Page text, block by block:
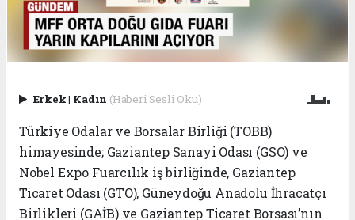
Erkek| Kadın (Haberi Sesli Oku)
Türkiye Odalar ve Borsalar Birliği (TOBB)
himayesinde; Gaziantep Sanayi Odası (GSO) ve
Nobel Expo Fuarcılık iş birliğinde, Gaziantep
Ticaret Odası (GTO), Güneydoğu Anadolu İhracatçı
Birlikleri (GAİB) ve Gaziantep Ticaret Borsası’nın